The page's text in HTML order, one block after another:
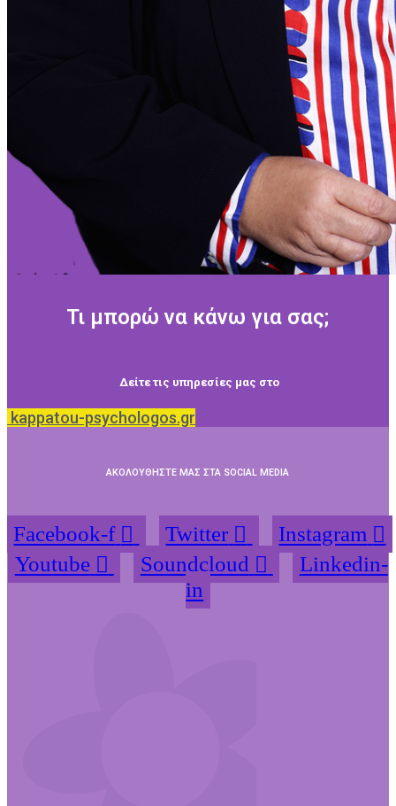
Τι μπορώ να κάνω για σας;
Δείτε τις υπηρεσίες μας στο
kappatou-psychologos.gr
ΑΚΟΛΟΥΘΗΣΤΕ ΜΑΣ ΣΤΑ SOCIAL MEDIA
Facebook-f Twitter
Instagram
Youtube
Soundcloud
Linkedin-
in